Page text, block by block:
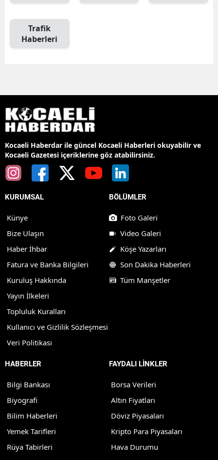
Trafik
Haberleri
Kocaeli Haberdar ile güncel Kocaeli Haberleri okuyabilir ve
Kocaeli Gazetesi içeriklerine göz atabilirsiniz.
KURUMSAL
Künye
Bize Ulaşın
Haber İhbar
Fatura ve Banka Bilgileri
Kuruluş Hakkında
Yayın İlkeleri
Topluluk Kuralları
Kullanıcı ve Gizlilik Sözleşmesi
Veri Politikası
BÖLÜMLER
Foto Galeri
Video Galeri
Köşe Yazarları
Son Dakika Haberleri
Tüm Manşetler
HABERLER
Bilgi Bankası
Biyografi
Bilim Haberleri
Yemek Tarifleri
Rüya Tabirleri
FAYDALI LİNKLER
Borsa Verileri
Altın Fiyatları
Döviz Piyasaları
Kripto Para Piyasaları
Hava Durumu